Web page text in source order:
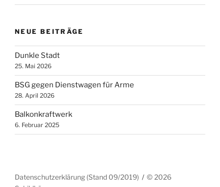
NEUE BEITRÄGE
Dunkle Stadt
25. Mai 2026
BSG gegen Dienstwagen für Arme
28. April 2026
Balkonkraftwerk
6. Februar 2025
Datenschutzerklärung (Stand 09/2019)
© 2026